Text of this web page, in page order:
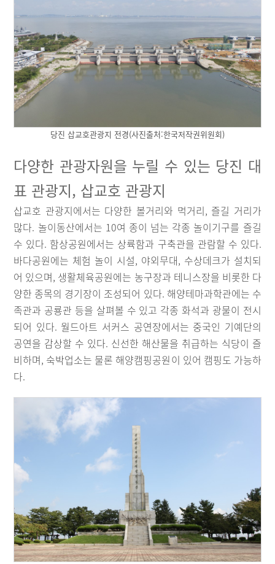
당진 삽교호관광지 전경(사진출처:한국저작권위원회)
다양한 관광자원을 누릴 수 있는 당진 대
표 관광지, 삽교호 관광지
삽교호 관광지에서는 다양한 볼거리와 먹거리, 즐길 거리가
많다. 놀이동산에서는 10여 종이 넘는 각종 놀이기구를 즐길
수 있다. 함상공원에서는 상륙함과 구축관을 관람할 수 있다.
바다공원에는 체험 놀이 시설, 야외무대, 수상데크가 설치되
어 있으며, 생활체육공원에는 농구장과 테니스장을 비롯한 다
양한 종목의 경기장이 조성되어 있다. 해양테마과학관에는 수
족관과 공룡관 등을 살펴볼 수 있고 각종 화석과 광물이 전시
되어 있다. 월드아트 서커스 공연장에서는 중국인 기예단의
공연을 감상할 수 있다. 신선한 해산물을 취급하는 식당이 즐
비하며, 숙박업소는 물론 해양캠핑공원이 있어 캠핑도 가능하
다.